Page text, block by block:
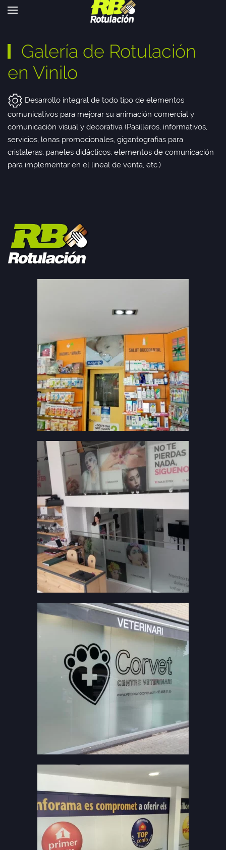
Galería de Rotulación
en Vinilo
Desarrollo integral de todo tipo de elementos
comunicativos para mejorar su animación comercial y
comunicación visual y decorativa (Pasilleros, informativos,
servicios, lonas promocionales, gigantografias para
cristaleras, paneles didácticos, elementos de comunicación
para implementar en el lineal de venta, etc.)